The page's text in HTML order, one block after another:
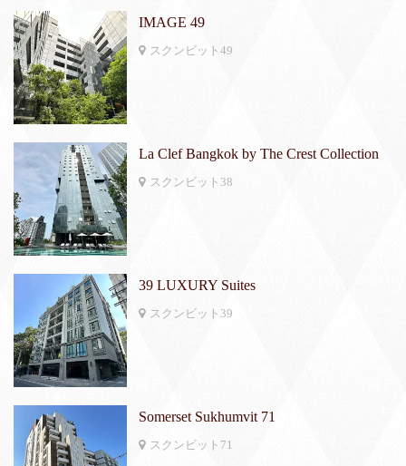
IMAGE 49
スクンビット49
La Clef Bangkok by The Crest Collection
スクンビット38
39 LUXURY Suites
スクンビット39
Somerset Sukhumvit 71
スクンビット71